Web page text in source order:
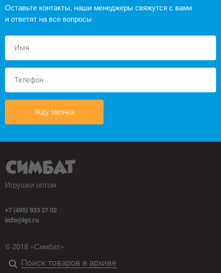
Оставьте контакты, наши менеджеры свяжутся с вами
и ответят на все вопросы
Жду звонка
Игрушки оптом
+7 (495) 933 27 02
info@igr.ru
© 2018 «Симбат»